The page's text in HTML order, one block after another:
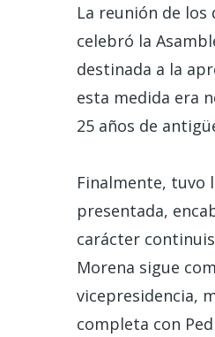
La reunión de los
celebró la
destinada a la
esta medida era
25 años de
Finalmente, tuvo
presentada,
carácter
Morena sigue
vicepresidencia,
completa con